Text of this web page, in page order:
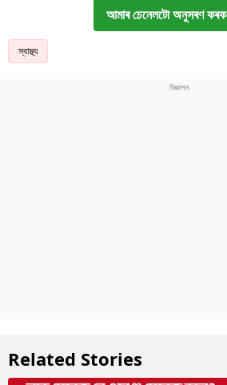
আমাৰ চেনেলটো অনুসৰণ কৰক
স্বাস্থ্য
Related Stories